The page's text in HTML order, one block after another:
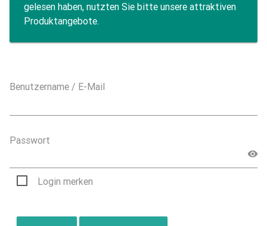
gelesen haben, nutzten Sie bitte unsere attraktiven
Produktangebote.
Benutzername / E-Mail
Passwort
Login merken